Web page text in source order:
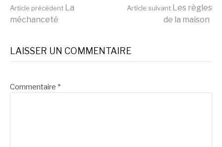
Lire
la
suite
Article précédent La
méchanceté
Article suivant Les règles
de la maison
LAISSER UN COMMENTAIRE
Commentaire *